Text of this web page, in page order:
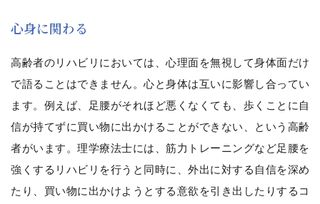
心身に関わる
高齢者のリハビリにおいては、心理面を無視して身体面だけ
で語ることはできません。心と身体は互いに影響し合ってい
ます。例えば、足腰がそれほど悪くなくても、歩くことに自
信が持てずに買い物に出かけることができない、という高齢
者がいます。理学療法士には、筋力トレーニングなど足腰を
強くするリハビリを行うと同時に、外出に対する自信を深め
たり、買い物に出かけようとする意欲を引き出したりするコ